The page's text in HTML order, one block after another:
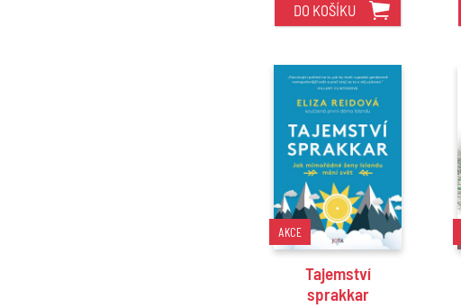
DO KOŠÍKU
AKCE
Tajemství
sprakkar